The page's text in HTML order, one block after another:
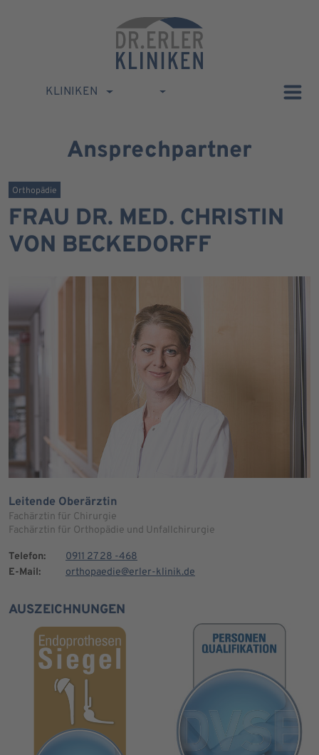
KLINIKEN
Ansprechpartner
Orthopädie
FRAU DR. MED. CHRISTIN
VON BECKEDORFF
Leitende Oberärztin
Fachärztin für Chirurgie
Fachärztin für Orthopädie und Unfallchirurgie
Telefon:
0911 27 28 -468
E-Mail:
orthopaedie@erler-klinik.de
AUSZEICHNUNGEN